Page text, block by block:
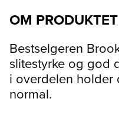
OM PRODUKTET
Bestselgeren
slitestyrke og god
i overdelen holder
normal.